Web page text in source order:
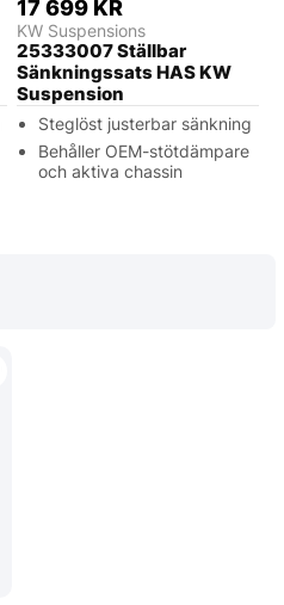
17 699 KR
KW Suspensions
25333007 Ställbar
Sänkningssats HAS KW
Suspension
Steglöst justerbar sänkning
Behåller OEM-stötdämpare
och aktiva chassin